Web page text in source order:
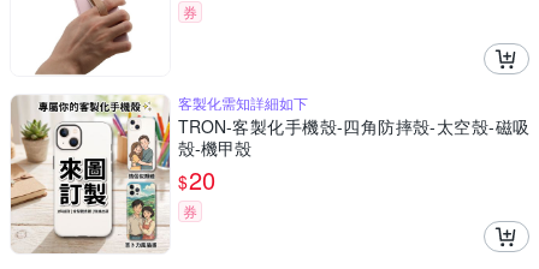
券
客製化需知詳細如下
TRON-客製化手機殼-四角防摔殼-太空殼-磁吸
殼-機甲殼
$20
券